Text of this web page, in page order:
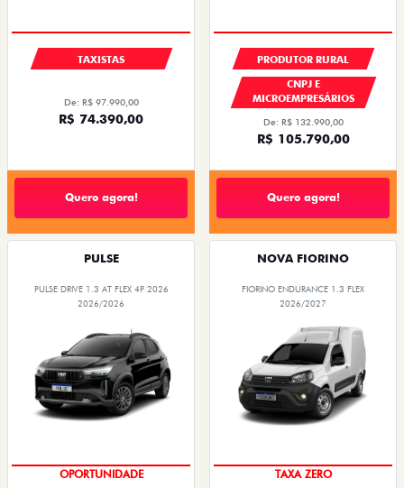
TAXISTAS
De: R$ 97.990,00
R$ 74.390,00
Quero agora!
PRODUTOR RURAL
CNPJ E
MICROEMPRESÁRIOS
De: R$ 132.990,00
R$ 105.790,00
Quero agora!
PULSE
PULSE DRIVE 1.3 AT FLEX 4P 2026
2026/2026
OPORTUNIDADE
NOVA FIORINO
FIORINO ENDURANCE 1.3 FLEX
2026/2027
TAXA ZERO